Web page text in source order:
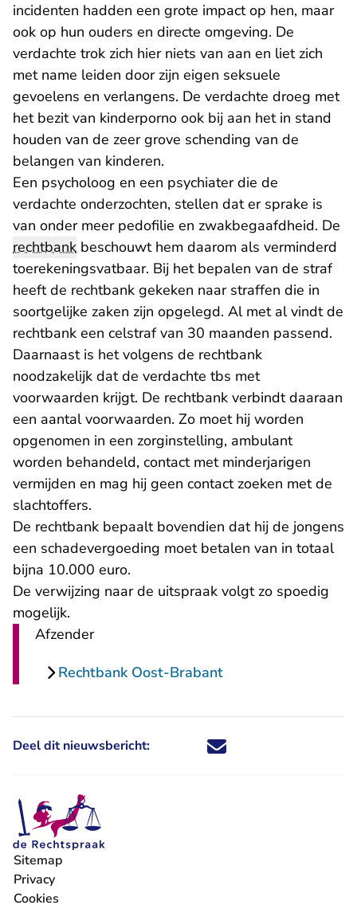
incidenten hadden een grote impact op hen, maar
ook op hun ouders en directe omgeving. De
verdachte trok zich hier niets van aan en liet zich
met name leiden door zijn eigen seksuele
gevoelens en verlangens. De verdachte droeg met
het bezit van kinderporno ook bij aan het in stand
houden van de zeer grove schending van de
belangen van kinderen.
Een psycholoog en een psychiater die de
verdachte onderzochten, stellen dat er sprake is
van onder meer pedofilie en zwakbegaafdheid. De
rechtbank beschouwt hem daarom als verminderd
toerekeningsvatbaar. Bij het bepalen van de straf
heeft de rechtbank gekeken naar straffen die in
soortgelijke zaken zijn opgelegd. Al met al vindt de
rechtbank een celstraf van 30 maanden passend.
Daarnaast is het volgens de rechtbank
noodzakelijk dat de verdachte tbs met
voorwaarden krijgt. De rechtbank verbindt daaraan
een aantal voorwaarden. Zo moet hij worden
opgenomen in een zorginstelling, ambulant
worden behandeld, contact met minderjarigen
vermijden en mag hij geen contact zoeken met de
slachtoffers.
De rechtbank bepaalt bovendien dat hij de jongens
een schadevergoeding moet betalen van in totaal
bijna 10.000 euro.
De verwijzing naar de uitspraak volgt zo spoedig
mogelijk.
Afzender
Rechtbank Oost-Brabant
Deel dit nieuwsbericht: Deel dit nieuwsbericht via X -
Deel dit nieuwsbericht via
Deel dit nieuwsbericht
Deel dit
Sitemap
Privacy
Cookies